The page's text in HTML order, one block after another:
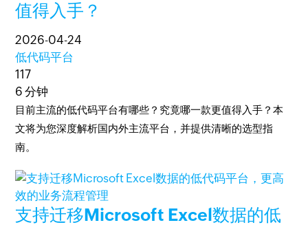
值得入手？
2026-04-24
低代码平台
117
6 分钟
目前主流的低代码平台有哪些？究竟哪一款更值得入手？本
文将为您深度解析国内外主流平台，并提供清晰的选型指
南。
支持迁移Microsoft Excel数据的低